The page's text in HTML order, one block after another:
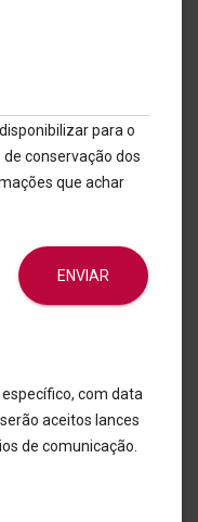
para o
de conservação dos
que achar
com data
aceitos lances
de comunicação.